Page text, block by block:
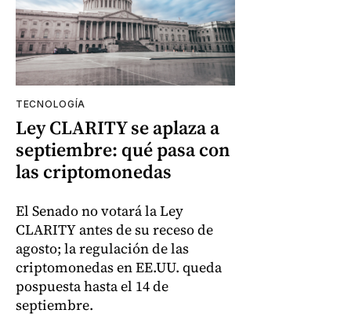
TECNOLOGÍA
Ley CLARITY se aplaza a
septiembre: qué pasa con
las criptomonedas
El Senado no votará la Ley
CLARITY antes de su receso de
agosto; la regulación de las
criptomonedas en EE.UU. queda
pospuesta hasta el 14 de
septiembre.